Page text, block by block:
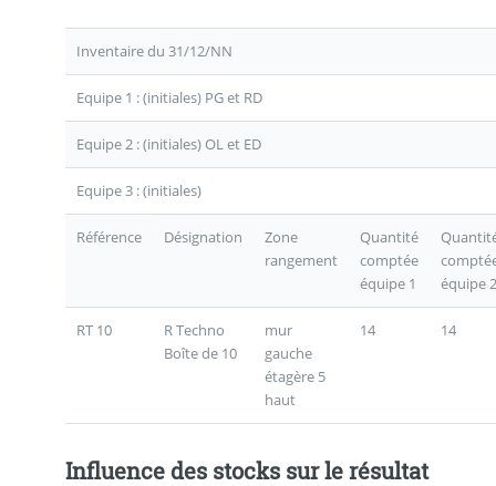
Inventaire du 31/12/NN
Equipe 1 : (initiales) PG et RD
Equipe 2 : (initiales) OL et ED
Equipe 3 : (initiales)
Référence Désignation
Zone
rangement
Quantité
comptée
équipe 1
équipe 2
RT 10
R Techno
Boîte de 10
mur
gauche
étagère 5
haut
14 14
Influence des stocks sur le résultat